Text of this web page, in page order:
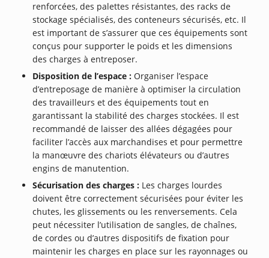
renforcées, des palettes résistantes, des racks de
stockage spécialisés, des conteneurs sécurisés, etc. Il
est important de s’assurer que ces équipements sont
conçus pour supporter le poids et les dimensions
des charges à entreposer.
Disposition de l’espace : Organiser l’espace
d’entreposage de manière à optimiser la circulation
des travailleurs et des équipements tout en
garantissant la stabilité des charges stockées. Il est
recommandé de laisser des allées dégagées pour
faciliter l’accès aux marchandises et pour permettre
la manœuvre des chariots élévateurs ou d’autres
engins de manutention.
Sécurisation des charges : Les charges lourdes
doivent être correctement sécurisées pour éviter les
chutes, les glissements ou les renversements. Cela
peut nécessiter l’utilisation de sangles, de chaînes,
de cordes ou d’autres dispositifs de fixation pour
maintenir les charges en place sur les rayonnages ou